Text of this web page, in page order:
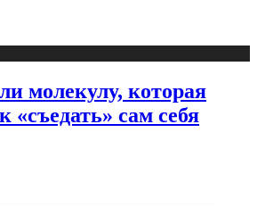
молекулу, которая
«съедать» сам себя